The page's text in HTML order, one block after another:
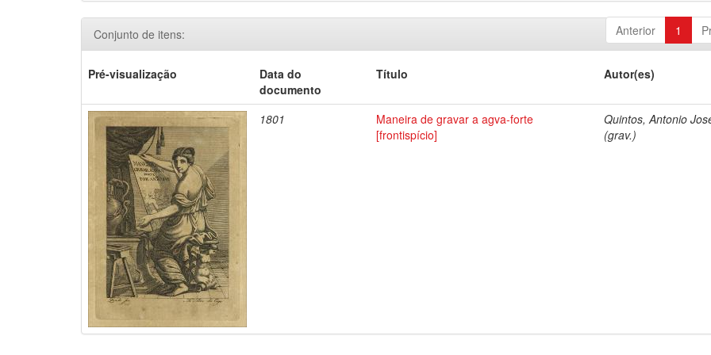
Anterior 1
Conjunto de itens:
Pré-visualização
Data do
documento
Título Autor(es)
1801
Maneira de gravar a agva-forte
[frontispício]
Quintos, Antonio
(grav.)